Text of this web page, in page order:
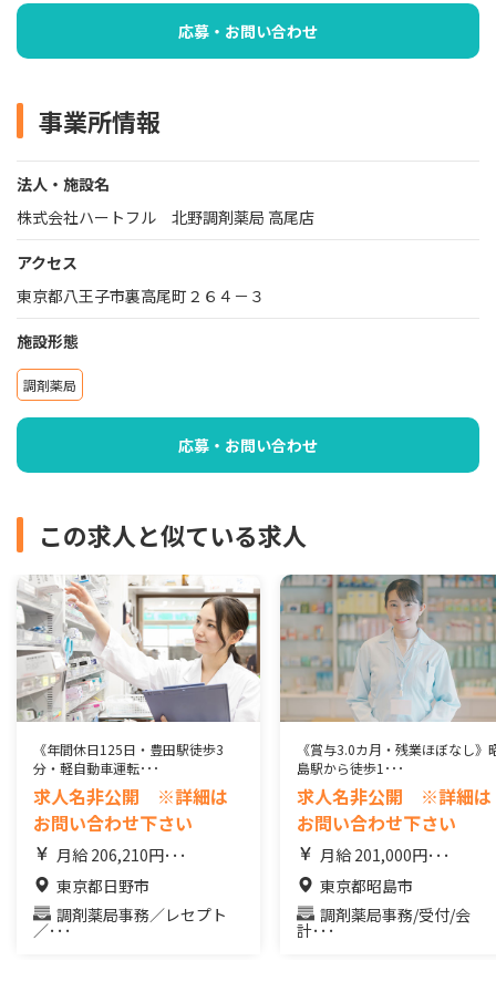
応募・お問い合わせ
事業所情報
法人・施設名
株式会社ハートフル 北野調剤薬局 高尾店
アクセス
東京都八王子市裏高尾町２６４－３
施設形態
調剤薬局
応募・お問い合わせ
この求人と似ている求人
《年間休日125日・豊田駅徒歩3
分・軽自動車運転･･･
求人名非公開 ※詳細は
お問い合わせ下さい
月給 206,210円･･･
東京都日野市
調剤薬局事務／レセプト
／･･･
《賞与3.0カ月・残業ほぼなし》
島駅から徒歩1･･･
求人名非公開 ※詳細は
お問い合わせ下さい
月給 201,000円･･･
東京都昭島市
調剤薬局事務/受付/会
計･･･